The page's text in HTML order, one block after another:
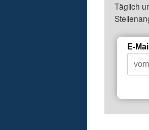
Täglich
E-